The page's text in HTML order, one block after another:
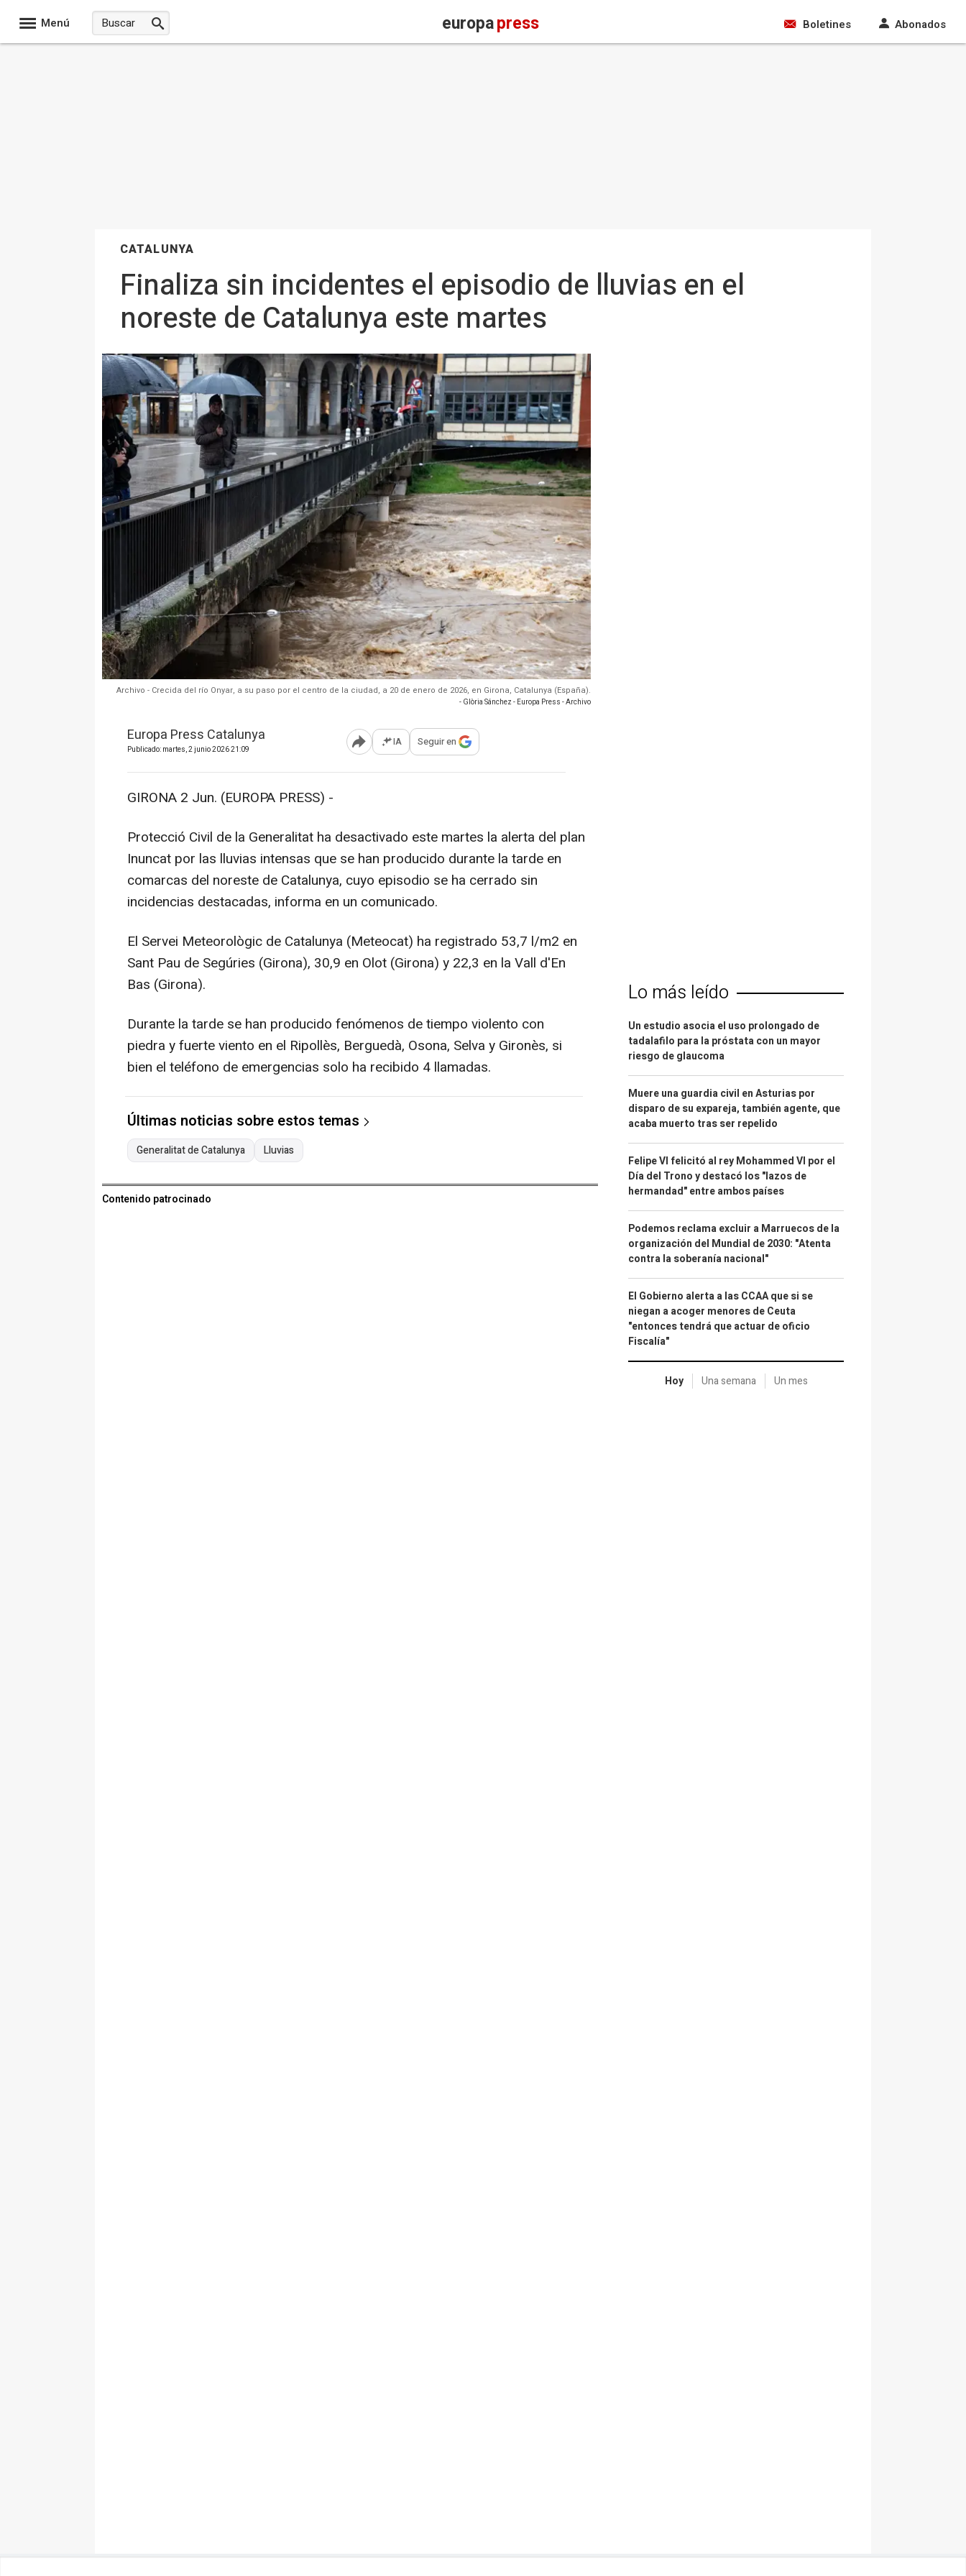
Menú europapress Boletines Abonados
CATALUNYA
Finaliza sin incidentes el episodio de lluvias en el
noreste de Catalunya este martes
Archivo - Crecida del río Onyar, a su paso por el centro de la ciudad, a 20 de enero de 2026, en Girona, Catalunya (España).
- Glòria Sánchez - Europa Press - Archivo
Europa Press Catalunya
Publicado: martes, 2 junio 2026 21:09 Abrir opciones para compartir
IA Seguir en
GIRONA 2 Jun. (EUROPA PRESS) -
Protecció Civil de la Generalitat ha desactivado este martes la alerta del plan
Inuncat por las lluvias intensas que se han producido durante la tarde en
comarcas del noreste de Catalunya, cuyo episodio se ha cerrado sin
incidencias destacadas, informa en un comunicado.
El Servei Meteorològic de Catalunya (Meteocat) ha registrado 53,7 l/m2 en
Sant Pau de Segúries (Girona), 30,9 en Olot (Girona) y 22,3 en la Vall d'En
Bas (Girona).
Durante la tarde se han producido fenómenos de tiempo violento con
piedra y fuerte viento en el Ripollès, Berguedà, Osona, Selva y Gironès, si
bien el teléfono de emergencias solo ha recibido 4 llamadas.
Últimas noticias sobre estos temas
Generalitat de Catalunya Lluvias
Contenido patrocinado
Lo más leído
Un estudio asocia el uso prolongado de
tadalafilo para la próstata con un mayor
riesgo de glaucoma
Muere una guardia civil en Asturias por
disparo de su expareja, también agente, que
acaba muerto tras ser repelido
Felipe VI felicitó al rey Mohammed VI por el
Día del Trono y destacó los "lazos de
hermandad" entre ambos países
Podemos reclama excluir a Marruecos de la
organización del Mundial de 2030: "Atenta
contra la soberanía nacional"
El Gobierno alerta a las CCAA que si se
niegan a acoger menores de Ceuta
"entonces tendrá que actuar de oficio
Fiscalía"
Hoy Una semana Un mes